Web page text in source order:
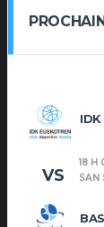
IDK
VS
18 H
SAN